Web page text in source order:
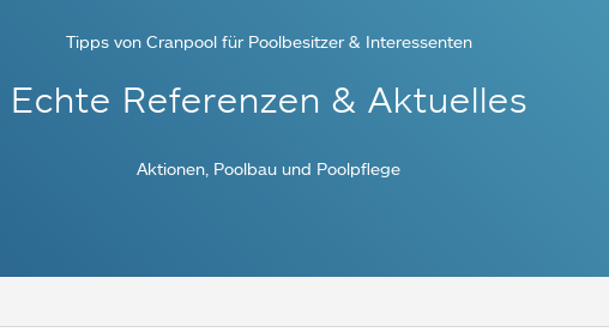
Tipps von Cranpool für Poolbesitzer & Interessenten
Echte Referenzen & Aktuelles
Aktionen, Poolbau und Poolpflege